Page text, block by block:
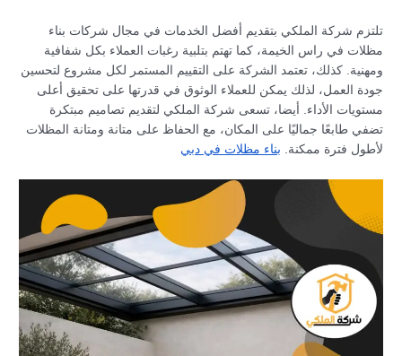
تلتزم شركة الملكي بتقديم أفضل الخدمات في مجال شركات بناء
مظلات في راس الخيمة، كما تهتم بتلبية رغبات العملاء بكل شفافية
ومهنية. كذلك، تعتمد الشركة على التقييم المستمر لكل مشروع لتحسين
جودة العمل، لذلك يمكن للعملاء الوثوق في قدرتها على تحقيق أعلى
مستويات الأداء. أيضا، تسعى شركة الملكي لتقديم تصاميم مبتكرة
تضفي طابعًا جماليًا على المكان، مع الحفاظ على متانة ومتانة المظلات
لأطول فترة ممكنة. بناء مظلات في دبي